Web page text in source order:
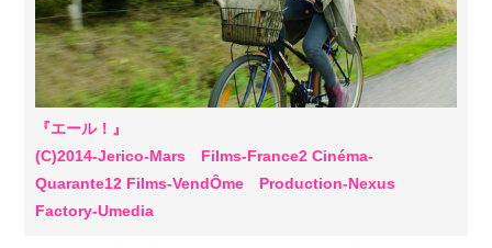
『エール！』
(C)2014-Jerico-Mars Films-France2 Cinéma-
Quarante12 Films-VendÔme Production-Nexus
Factory-Umedia